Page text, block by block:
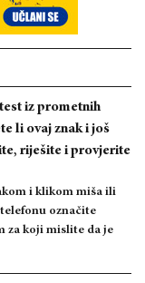
iz prometnih
li ovaj znak i još
riješite i provjerite
i klikom miša ili
označite
za koji mislite da je